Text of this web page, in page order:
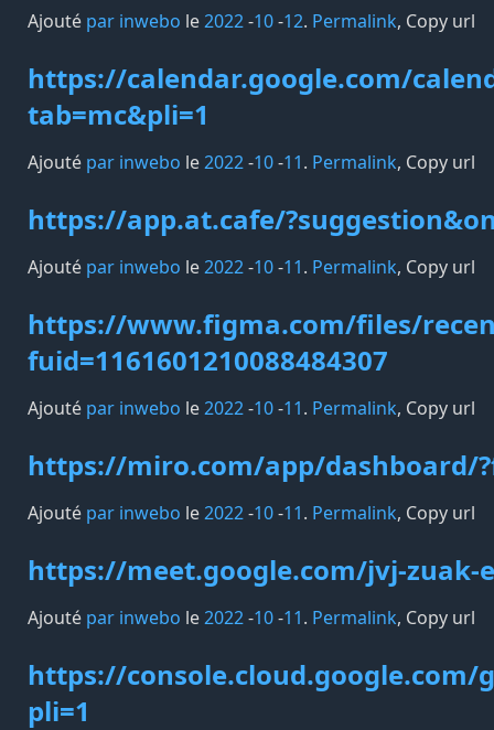
Ajouté par inwebo le2022-10-12. Permalink, Copy url
https://calendar.google.com/
tab=mc&pli=1
Ajouté par inwebo le2022-10-11. Permalink, Copy url
https://app.at.cafe/
Ajouté par inwebo le2022-10-11. Permalink, Copy url
https://www.figma.com/files/
fuid=1161601210088484307
Ajouté par inwebo le2022-10-11. Permalink, Copy url
https://miro.com/app/dashboard/
Ajouté par inwebo le2022-10-11. Permalink, Copy url
https://meet.google.com/jvj-zuak-
Ajouté par inwebo le2022-10-11. Permalink, Copy url
https://console.cloud.google.com/
pli=1